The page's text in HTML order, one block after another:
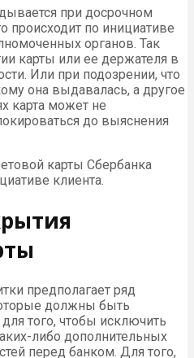
при досрочном
происходит по инициативе
органов. Так
карты или ее держателя в
Или при подозрении, что
она выдавалась, а другое
карта может не
до выяснения
карты Сбербанка
клиента.
предполагает ряд
должны быть
того, чтобы исключить
либо дополнительных
перед банком. Для того,